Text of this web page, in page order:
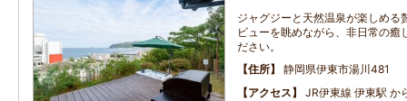
ジャグジーと天然温泉が楽しめる
ビューを眺めながら、非日常の癒
ださい。
住所
静岡県伊東市湯川481
アクセス
JR伊東線 伊東駅 か